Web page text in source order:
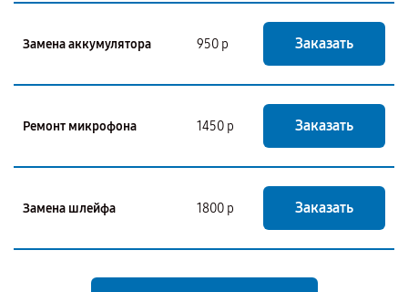
Замена аккумулятора 950 р Заказать
Ремонт микрофона 1450 р Заказать
Замена шлейфа 1800 р Заказать